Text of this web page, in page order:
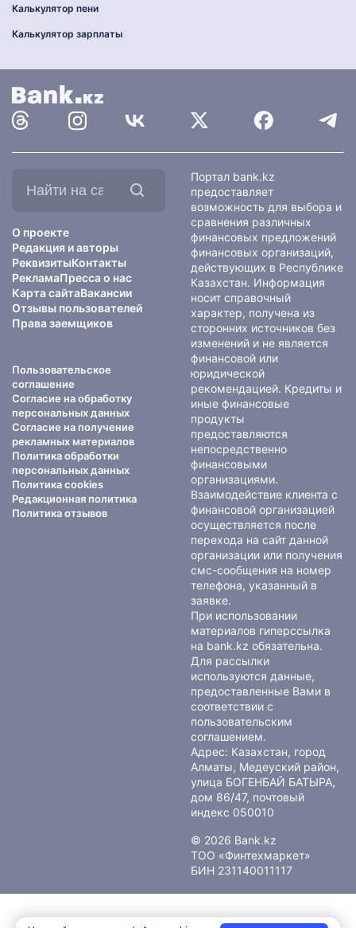
Калькулятор пени
Калькулятор зарплаты
О проекте
Редакция и авторы
РеквизитыКонтакты
РекламаПресса о нас
Карта сайтаВакансии
Отзывы пользователей
Права заемщиков
Пользовательское
соглашение
Согласие на обработку
персональных данных
Согласие на получение
рекламных материалов
Политика обработки
персональных данных
Политика cookies
Редакционная политика
Политика отзывов
Портал bank.kz
предоставляет
возможность для выбора и
сравнения различных
финансовых предложений
финансовых организаций,
действующих в Республике
Казахстан. Информация
носит справочный
характер, получена из
сторонних источников без
изменений и не является
финансовой или
юридической
рекомендацией. Кредиты и
иные финансовые
продукты
предоставляются
непосредственно
финансовыми
организациями.
Взаимодействие клиента с
финансовой организацией
осуществляется после
перехода на сайт данной
организации или получения
смс-сообщения на номер
телефона, указанный в
заявке.
При использовании
материалов гиперссылка
на bank.kz обязательна.
Для рассылки
используются данные,
предоставленные Вами в
соответствии с
пользовательским
соглашением.
Адрес: Казахстан, город
Алматы, Медеуский район,
улица БОГЕНБАЙ БАТЫРА,
дом 86/47, почтовый
индекс 050010
© 2026 Bank.kz
ТОО «Финтехмаркет»
БИН 231140011117